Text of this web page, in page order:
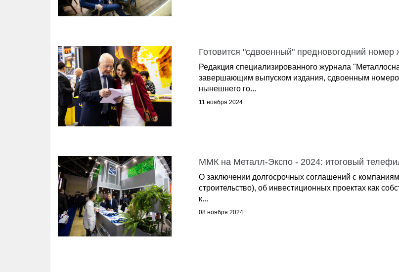
Готовится "сдвоенный" предновогодний номер
Редакция специализированного журнала
завершающим выпуском издания, сдвоенным
нынешнего го...
11 ноября 2024
ММК на Металл-Экспо - 2024: итоговый
О заключении долгосрочных соглашений с
строительство), об инвестиционных проектах как
к...
08 ноября 2024